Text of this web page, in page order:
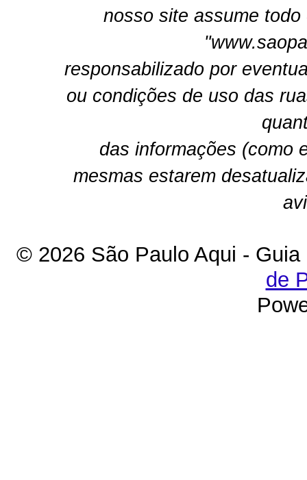
nosso site assume
responsabilizado por
ou condições de uso das
das informações (como
mesmas estarem
© 2026 São Paulo Aqui -
de